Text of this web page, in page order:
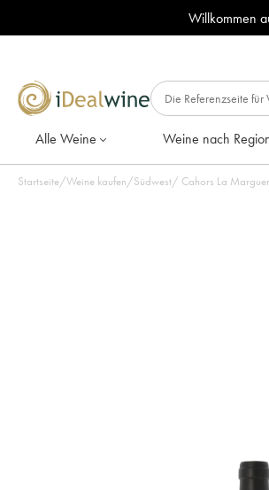
Willkommen
Alle Weine Weine nach
Startseite/Weine kaufen/Südwest/